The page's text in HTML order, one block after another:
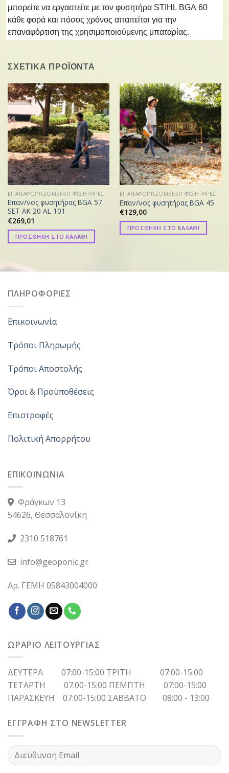
μπορείτε να εργαστείτε με τον φυσητήρα STIHL BGA 60
κάθε φορά και πόσος χρόνος απαιτείται για την
επαναφόρτιση της χρησιμοποιούμενης μπαταρίας.
ΣΧΕΤΙΚΑ ΠΡΟΪΟΝΤΑ
ΕΠΑΝΑΦΟΡΤΙΖΟΜΕΝΟΙ ΦΥΣΗΤΗΡΕΣ
Επαν/νος φυσητήρας BGA 57
SET AK 20 AL 101
€269,01
ΠΡΟΣΘΗΚΗ ΣΤΟ ΚΑΛΑΘΙ
ΕΠΑΝΑΦΟΡΤΙΖΟΜΕΝΟΙ ΦΥΣΗΤΗΡΕΣ
Επαν/νος φυσητήρας BGA 45
€129,00
ΠΡΟΣΘΗΚΗ ΣΤΟ ΚΑΛΑΘΙ
ΠΛΗΡΟΦΟΡΙΕΣ
Επικοινωνία
Τρόποι Πληρωμής
Τρόποι Αποστολής
Όροι & Προϋποθέσεις
Επιστροφές
Πολιτική Απορρήτου
ΕΠΙΚΟΙΝΩΝΙΑ
Φράγκων 13
54626, Θεσσαλονίκη
2310 518761
info@geoponic.gr
Αρ. ΓΕΜΗ 05843004000
ΩΡΑΡΙΟ ΛΕΙΤΟΥΡΓΙΑΣ
ΔΕΥΤΕΡΑ 07:00-15:00 ΤΡΙΤΗ 07:00-15:00
ΤΕΤΑΡΤΗ 07:00-15:00 ΠΕΜΠΤΗ 07:00-15:00
ΠΑΡΑΣΚΕΥΗ 07:00-15:00 ΣΑΒΒΑΤΟ 08:00 - 13:00
ΕΓΓΡΑΦΗ ΣΤΟ NEWSLETTER